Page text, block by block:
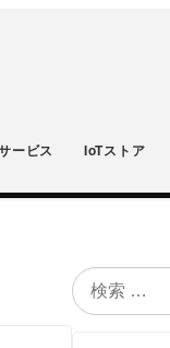
ービス IoTストア
検
索